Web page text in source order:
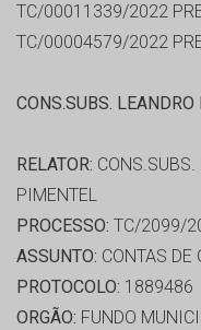
TC/00011339/2022
TC/00004579/2022
CONS.SUBS.
RELATOR: CONS.SUBS.
PIMENTEL
PROCESSO: TC/2099/
ASSUNTO: CONTAS DE
PROTOCOLO: 1889486
ORGÃO: FUNDO